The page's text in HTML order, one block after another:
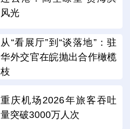
风光
从“看展厅”到“谈落地”：驻
华外交官在皖抛出合作橄榄
枝
重庆机场2026年旅客吞吐
量突破3000万人次